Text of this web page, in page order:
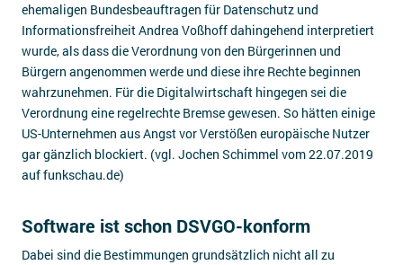
ehemaligen Bundesbeauftragen für Datenschutz und
Informationsfreiheit Andrea Voßhoff dahingehend interpretiert
wurde, als dass die Verordnung von den Bürgerinnen und
Bürgern angenommen werde und diese ihre Rechte beginnen
wahrzunehmen. Für die Digitalwirtschaft hingegen sei die
Verordnung eine regelrechte Bremse gewesen. So hätten einige
US-Unternehmen aus Angst vor Verstößen europäische Nutzer
gar gänzlich blockiert. (vgl. Jochen Schimmel vom 22.07.2019
auf funkschau.de)
Software ist schon DSVGO-konform
Dabei sind die Bestimmungen grundsätzlich nicht all zu